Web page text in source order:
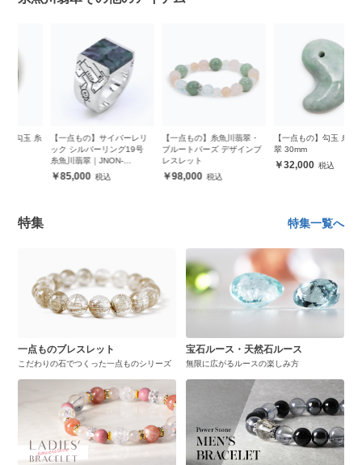
【一点もの】サイバーレリ
ック シルバーリング19号
糸魚川翡翠｜JNON-
JS0021195
85,000
【一点もの】糸魚川翡翠・
ブルートパーズ デザインブ
レスレット
98,000
【一点もの】勾玉 糸魚川翡
翠 30mm
32,000
特集 特集一覧へ
一点ものブレスレット
こだわりの石でつくった一点ものシリーズ
宝石ルース・天然石ルース
無限に広がるルースの楽しみ方